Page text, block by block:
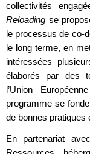
collectivités
Reloading se
le processus de co-
le long terme, en
intéressées
élaborés par des
l’Union
programme se
de bonnes pratiques
En partenariat